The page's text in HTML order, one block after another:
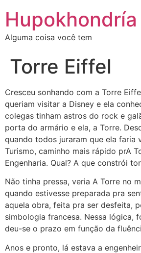
para
conteúdo
Hupokhondría
Alguma coisa você tem
Torre Eiffel
Cresceu sonhando com a Torre
queriam visitar a Disney e ela
colegas tinham astros do rock e
porta do armário e ela, a Torre.
quando todos juraram que ela faria
Turismo, caminho mais rápido prA
Engenharia. Qual? A que constrói
Não tinha pressa, veria A Torre no
quando estivesse preparada pra
aquela obra, feita pra ser desfeita,
simbologia francesa. Nessa lógica,
deu-se o prazo em função da
Anos e pronto, lá estava a